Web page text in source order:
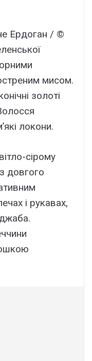
Ердоган / ©
мисом.
золоті
локони.
сірому
довгого
і рукавах,